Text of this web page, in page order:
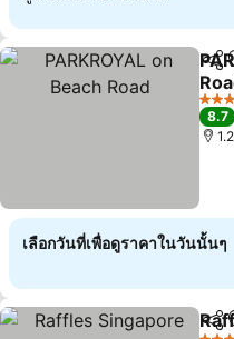
แชร์
ดูร
4 ดาว
8.7
เลือกวันที่เพื่อดูราคาในวันนั้นๆ
แชร์